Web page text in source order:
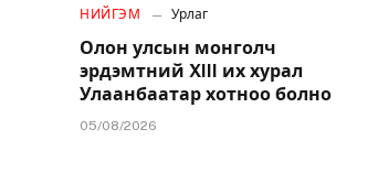
НИЙГЭМ Урлаг
Олон улсын монголч
эрдэмтний XIII их хурал
Улаанбаатар хотноо болно
05/08/2026